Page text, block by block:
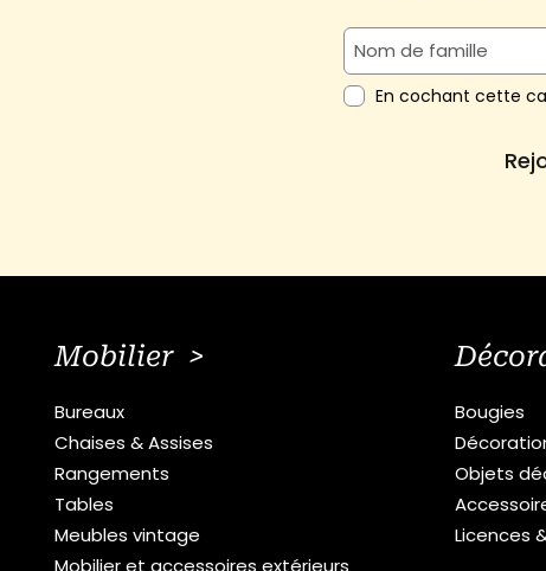
En cochant cette
Mobilier >
Bureaux
Chaises & Assises
Rangements
Tables
Meubles vintage
Mobilier et accessoires extérieurs
Bougies
Objets
Licences